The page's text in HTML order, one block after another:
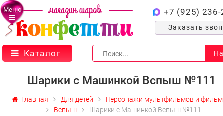
Меню +7 (925) 236-
Заказать
Каталог
Шарики с Машинкой Вспыш №111
Главная Для детей
Персонажи мультфильмов и
Вспыш
Шарики с Машинкой Вспыш №111